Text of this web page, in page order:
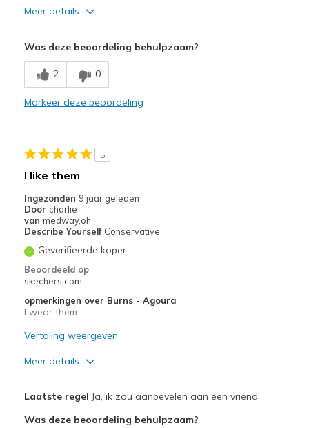
Meer details
Durable
Stylish
Casual Wear
Width
Sizing
Feels true to size
View On Shoes
Shoes are for Wearing
Was deze beoordeling behulpzaam?
2 0
Markeer deze beoordeling
5
I like them
Ingezonden 9 jaar geleden
Door charlie
van medway,oh
Describe Yourself Conservative
Geverifieerde koper
Beoordeeld op
skechers.com
opmerkingen over Burns - Agoura
I wear them
Vertaling weergeven
Meer details
Sizing
Feels true to size
View On Shoes
Shoes are for Wearing
Laatste regel Ja, ik zou aanbevelen aan een vriend
Was deze beoordeling behulpzaam?